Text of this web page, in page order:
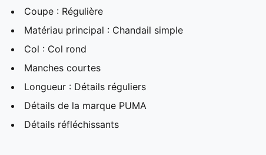
Coupe : Régulière
Matériau principal : Chandail simple
Col : Col rond
Manches courtes
Longueur : Détails réguliers
Détails de la marque PUMA
Détails réfléchissants